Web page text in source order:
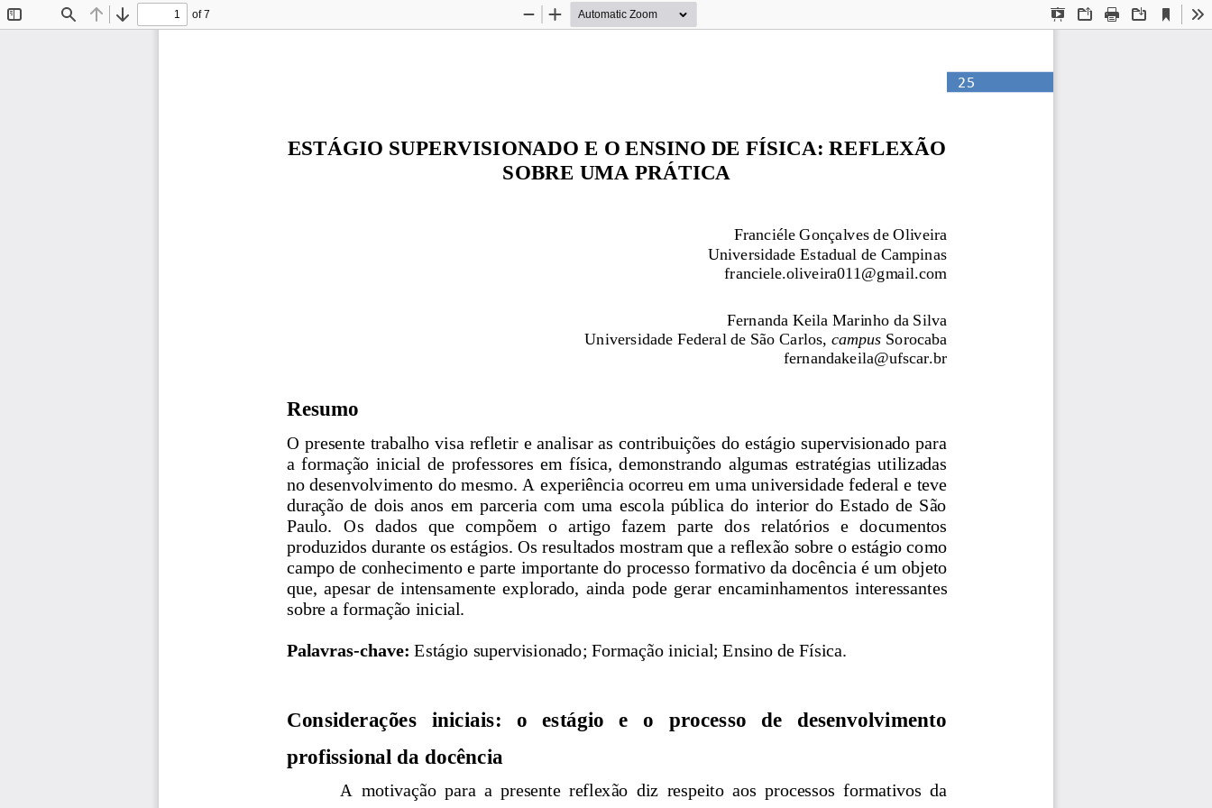
Find Previous
Next
of 7
Presentation
OpenPrint Download
Current
View
Zoom
Zoom
25
ESTÁGIO SUPERVISIONADO E O ENSINO DE FÍSICA: REFLEXÃO
SOBRE UMA PRÁTICA
Franciéle Gonçalves de Oliveira
Universidade Estadual de Campinas
franciele.oliveira011@gmail.com
Fernanda Keila Marinho da Silva
Universidade Federal de São Carlos, campus Sorocaba
fernandakeila@ufscar.br
Resumo
O presente trabalho visa refletir e analisar as contribuições do estágio supervisionado para
a  formação  inicial  de  professores  em  física,  demonstrando  algumas  estratégias  utilizadas
no desenvolvimento do mesmo. A experiência ocorreu em uma universidade federal e teve
duração  de  dois  anos  em  parceria  com  uma  escola  pública  do  interior  do  Estado  de  São
Paulo.   Os   dados   que   compõem   o   artigo   fazem   parte   dos   relatórios   e   documentos
produzidos durante os estágios. Os resultados mostram que a reflexão sobre o estágio como
campo de conhecimento e parte importante do processo formativo da docência é um objeto
que,  apesar  de  intensamente  explorado,  ainda  pode  gerar  encaminhamentos  interessantes
sobre a formação inicial.
Palavras-chave: Estágio supervisionado; Formação inicial; Ensino de Física.
Considerações   iniciais:   o   estágio   e   o   processo   de   desenvolvimento
profissional da docência
A  motivação  para  a  presente  reflexão  diz  respeito  aos  processos  formativos  da